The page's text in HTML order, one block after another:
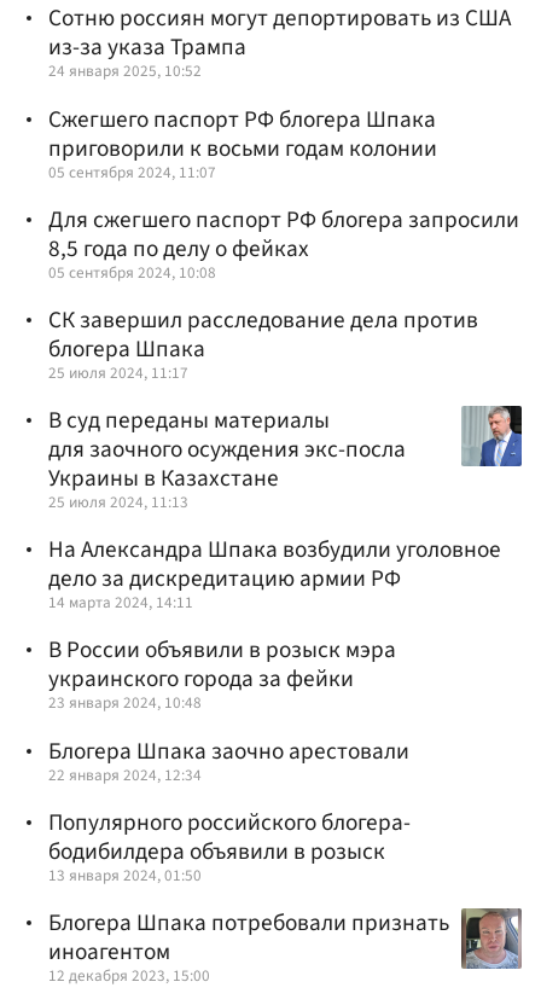
Сотню россиян могут депортировать из США
из-за указа Трампа
24 января 2025, 10:52
Сжегшего паспорт РФ блогера Шпака
приговорили к восьми годам колонии
05 сентября 2024, 11:07
Для сжегшего паспорт РФ блогера запросили
8,5 года по делу о фейках
05 сентября 2024, 10:08
СК завершил расследование дела против
блогера Шпака
25 июля 2024, 11:17
В суд переданы материалы
для заочного осуждения экс-посла
Украины в Казахстане
25 июля 2024, 11:13
На Александра Шпака возбудили уголовное
дело за дискредитацию армии РФ
14 марта 2024, 14:11
В России объявили в розыск мэра
украинского города за фейки
23 января 2024, 10:48
Блогера Шпака заочно арестовали
22 января 2024, 12:34
Популярного российского блогера-
бодибилдера объявили в розыск
13 января 2024, 01:50
Блогера Шпака потребовали признать
иноагентом
12 декабря 2023, 15:00